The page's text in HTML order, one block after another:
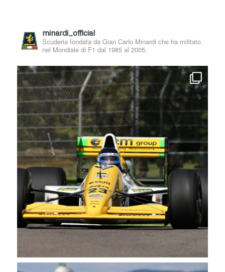
minardi_official
Scuderia fondata da Gian Carlo Minardi che ha militato
nel Mondiale di F1 dal 1985 al 2005.